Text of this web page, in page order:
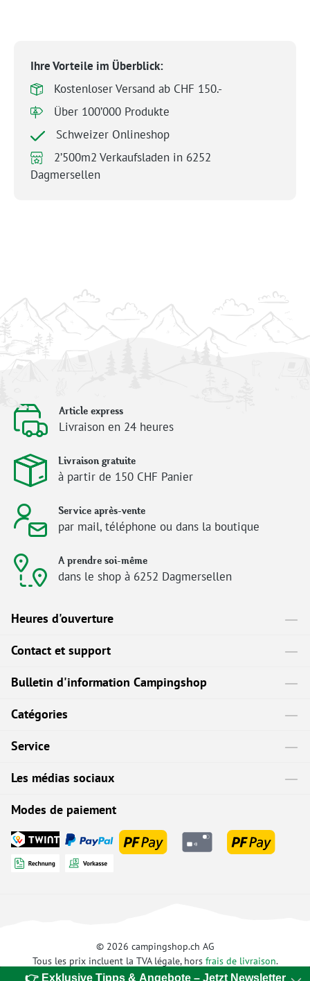
Ihre Vorteile im Überblick:
Kostenloser Versand ab CHF 150.-
Über 100’000 Produkte
Schweizer Onlineshop
2’500m2 Verkaufsladen in 6252
Dagmersellen
Article express
Livraison en 24 heures
Livraison gratuite
à partir de 150 CHF Panier
Service après-vente
par mail, téléphone ou dans la boutique
A prendre soi-même
dans le shop à 6252 Dagmersellen
Heures d'ouverture
Contact et support
Bulletin d'information Campingshop
Catégories
Service
Les médias sociaux
Modes de paiement
© 2026 campingshop.ch AG
Tous les prix incluent la TVA légale, hors frais de livraison.
👉 Exklusive Tipps & Angebote – Jetzt Newsletter